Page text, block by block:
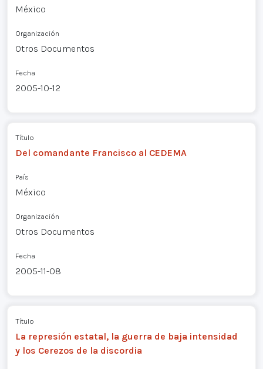
México
Organización
Otros Documentos
Fecha
2005-10-12
Título
Del comandante Francisco al CEDEMA
País
México
Organización
Otros Documentos
Fecha
2005-11-08
Título
La represión estatal, la guerra de baja intensidad
y los Cerezos de la discordia